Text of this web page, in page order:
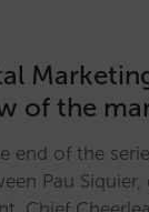
of the
end of the
Pau